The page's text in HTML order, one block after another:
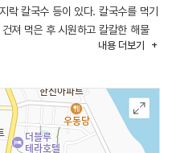
락 칼국수 등이 있다. 칼국수를 먹기
져 먹은 후 시원하고 칼칼한 해물
만들어 먹을 수도 있다. 보쌈은
잘 어울린다. 주차장은 전용
내용 더보기